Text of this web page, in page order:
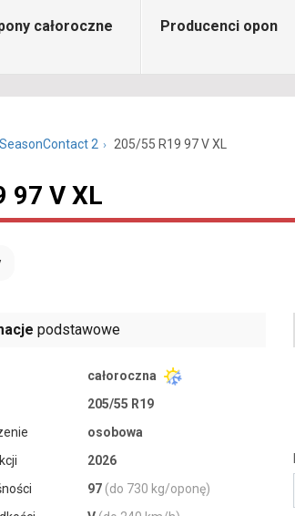
całoroczne Producenci opon
2 205/55 R19 97 V XL
97 V XL
podstawowe
całoroczna
205/55 R19
osobowa
2026
97 (do 730 kg/oponę)